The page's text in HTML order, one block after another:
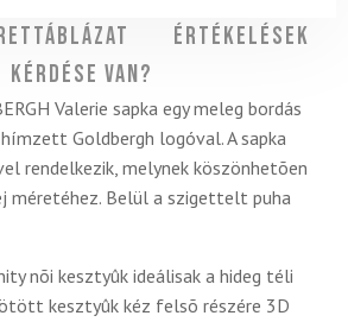
Értékelések
Kérdése van?
Valerie sapka egy meleg bordás
Goldbergh logóval. A sapka
rendelkezik, melynek köszönhetõen
méretéhez. Belül a szigettelt puha
nõi kesztyûk ideálisak a hideg téli
kesztyûk kéz felsõ részére 3D